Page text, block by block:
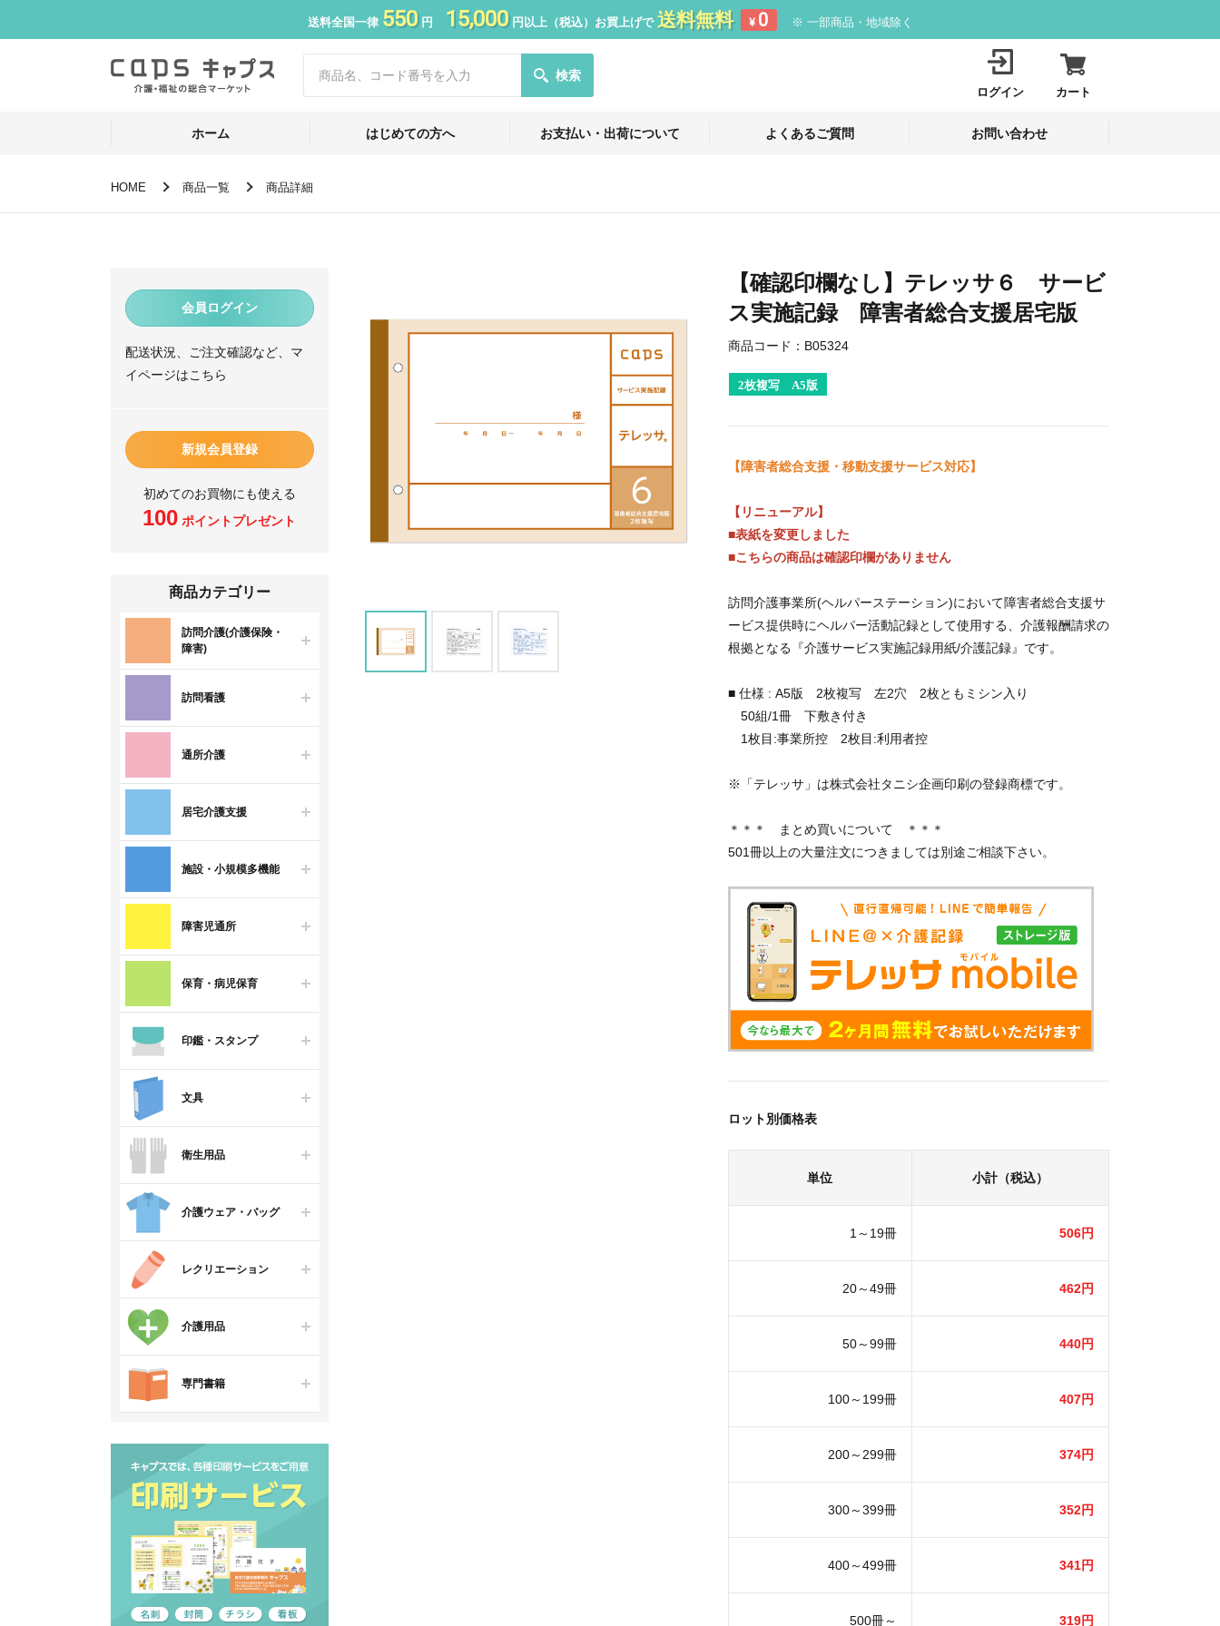
送料全国一律 550円 15,000円以上（税込）お買上げで 送料無料 ¥ 0 ※ 一部商品・地域除く
検索
ログイン カート
ホーム はじめての方へ お支払い・出荷について よくあるご質問 お問い合わせ
HOME 商品一覧 商品詳細
会員ログイン
配送状況、ご注文確認など、マ
イページはこちら
新規会員登録
初めてのお買物にも使える
100 ポイントプレゼント
商品カテゴリー
訪問介護(介護保険・
障害)
訪問看護
通所介護
居宅介護支援
施設・小規模多機能
障害児通所
保育・病児保育
印鑑・スタンプ
文具
衛生用品
介護ウェア・バッグ
レクリエーション
介護用品
専門書籍
【確認印欄なし】テレッサ６ サービ
ス実施記録 障害者総合支援居宅版
商品コード： B05324
2枚複写 A5版
【障害者総合支援・移動支援サービス対応】
【リニューアル】
■表紙を変更しました
■こちらの商品は確認印欄がありません
訪問介護事業所(ヘルパーステーション)において障害者総合支援サ
ービス提供時にヘルパー活動記録として使用する、介護報酬請求の
根拠となる『介護サービス実施記録用紙/介護記録』です。
■ 仕様 : A5版 2枚複写 左2穴 2枚ともミシン入り
50組/1冊 下敷き付き
1枚目:事業所控 2枚目:利用者控
※「テレッサ」は株式会社タニシ企画印刷の登録商標です。
＊＊＊ まとめ買いについて ＊＊＊
501冊以上の大量注文につきましては別途ご相談下さい。
ロット別価格表
単位 小計（税込）
1～19冊 506円
20～49冊 462円
50～99冊 440円
100～199冊 407円
200～299冊 374円
300～399冊 352円
400～499冊 341円
500冊～ 319円